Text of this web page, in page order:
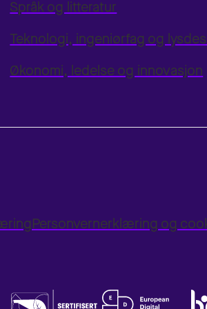
Språk og litteratur
Teknologi, ingeniørfag og
Økonomi, ledelse og innovasjon
Personvernerklæring og